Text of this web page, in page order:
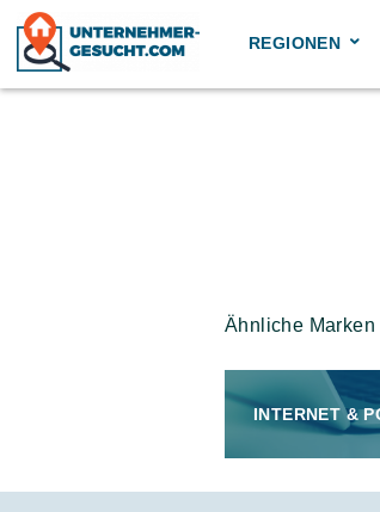
Skip
content
REGIONEN
Ähnliche
INTERNET &